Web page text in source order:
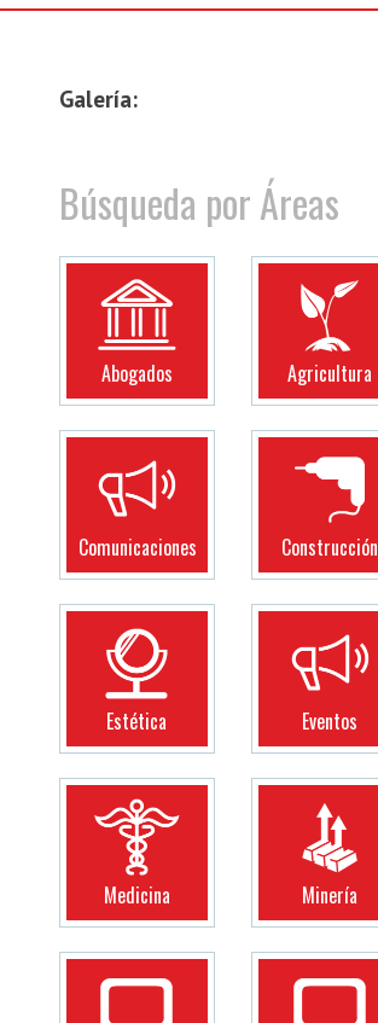
Galería:
Búsqueda por Áreas
Abogados Agricultura
Comunicaciones Construcción
Estética Eventos
Medicina Minería